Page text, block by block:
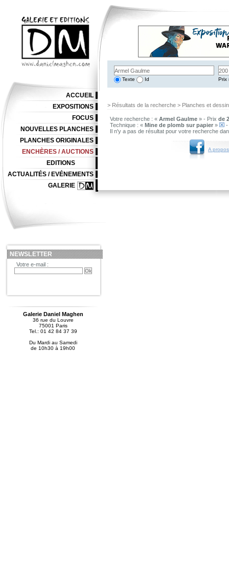
Texte Id Prix
> Résultats de la recherche > Planches et
Votre recherche : « Armel Gaulme » - Prix de
Technique : « Mine de plomb sur papier »
-
Il n'y a pas de résultat pour votre recherche
A
ACCUEIL
EXPOSITIONS
FOCUS
NOUVELLES PLANCHES
PLANCHES ORIGINALES
ENCHÈRES / AUCTIONS
EDITIONS
ACTUALITÉS / EVÉNEMENTS
GALERIE
NEWSLETTER
Votre e-mail :
Galerie Daniel Maghen
36 rue du Louvre
75001 Paris
Tel.: 01 42 84 37 39
Du Mardi au Samedi
de 10h30 à 19h00